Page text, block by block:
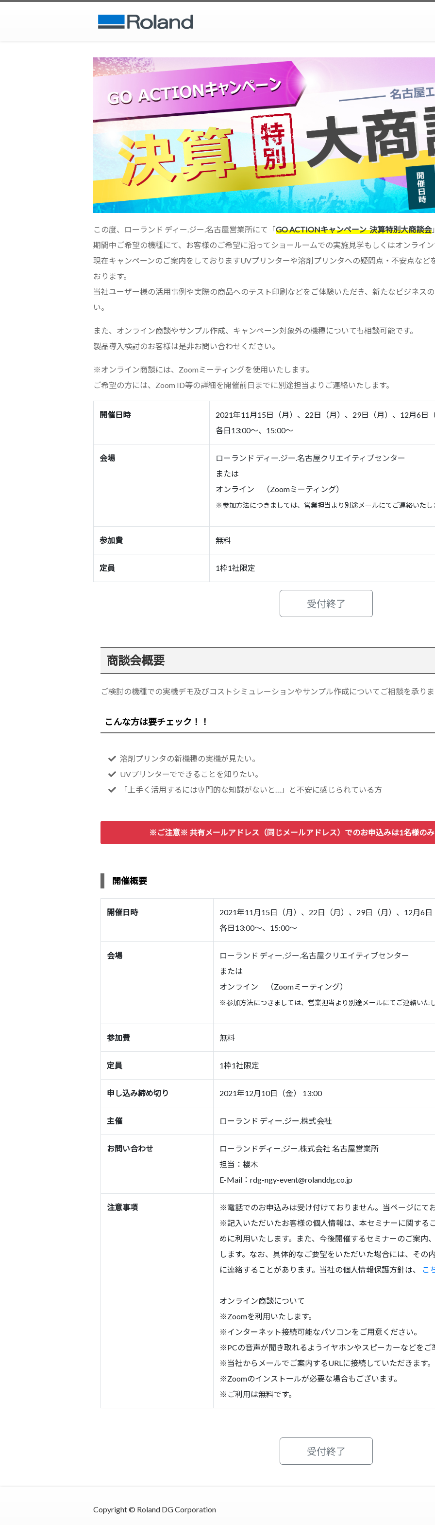
この度、ローランド ディー.ジー.名古屋営業所にて「GO ACTIONキャンペーン決算特別大商談会
期間中ご希望の機種にて、お客様のご希望に沿ってショールームでの実施見学もしくはオンライ
現在キャンペーンのご案内をしておりますUVプリンターや溶剤プリンタへの疑問点・不安点など
おります。
当社ユーザー様の活用事例や実際の商品へのテスト印刷などをご体験いただき、新たなビジネス
い。
また、オンライン商談やサンプル作成、キャンペーン対象外の機種についても相談可能です。
製品導入検討のお客様は是非お問い合わせください。
※オンライン商談には、Zoomミーティングを使用いたします。
ご希望の方には、Zoom ID等の詳細を開催前日までに別途担当よりご連絡いたします。
開催日時
2021年11月15日（月）、22日（月）、29日（月）、12月6日
各日13:00～、15:00～
会場
ローランド ディー.ジー.名古屋クリエイティブセンター
または
オンライン （Zoomミーティング）
※参加方法につきましては、営業担当より別途メールにてご連絡いたし
参加費 無料
定員 1枠1社限定
受付終了
商談会概要
ご検討の機種での実機デモ及びコストシミュレーションやサンプル作成についてご相談を承り
こんな方は要チェック！！
溶剤プリンタの新機種の実機が見たい。
UVプリンターでできることを知りたい。
「上手く活用するには専門的な知識がないと…」と不安に感じられている方
※ご注意※ 共有メールアドレス（同じメールアドレス）でのお申込みは1名様の
開催概要
開催日時
2021年11月15日（月）、22日（月）、29日（月）、12月6
各日13:00～、15:00～
会場
ローランド ディー.ジー.名古屋クリエイティブセンター
または
オンライン （Zoomミーティング）
※参加方法につきましては、営業担当より別途メールにてご連絡いた
参加費 無料
定員 1枠1社限定
申し込み締め切り 2021年12月10日（金） 13:00
主催 ローランド ディー.ジー.株式会社
お問い合わせ
ローランドディー.ジー.株式会社 名古屋営業所
担当：櫻木
E-Mail： rdg-ngy-event@rolanddg.co.jp
注意事項
※電話でのお申込みは受け付けておりません。当ページにて
※記入いただいたお客様の個人情報は、本セミナーに関する
めに利用いたします。また、今後開催するセミナーのご案内
します。なお、具体的なご要望をいただいた場合には、その
に連絡することがあります。当社の個人情報保護方針は、
こ
オンライン商談について
※Zoomを利用いたします。
※インターネット接続可能なパソコンをご用意ください。
※PCの音声が聞き取れるようイヤホンやスピーカーなどをご
※当社からメールでご案内するURLに接続していただきます。
※Zoomのインストールが必要な場合もございます。
※ご利用は無料です。
受付終了
Copyright © Roland DG Corporation